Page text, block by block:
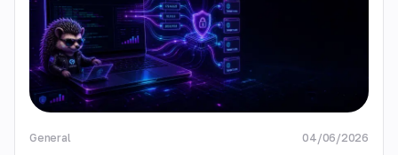
General 04/06/2026